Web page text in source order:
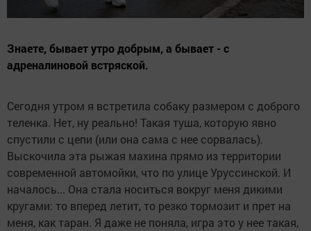
Знаете, бывает утро добрым, а бывает - с
адреналиновой встряской.
Сегодня утром я встретила собаку размером с доброго
теленка. Нет, ну реально! Такая туша, которую явно
спустили с цепи (или она сама с нее сорвалась).
Выскочила эта рыжая махина прямо из территории
современной автомойки, что по улице Уруссинской. И
началось... Она стала носиться вокруг меня дикими
кругами: то вперед летит, то резко тормозит и прет на
меня, как таран. Я даже не поняла, игра это у нее такая,